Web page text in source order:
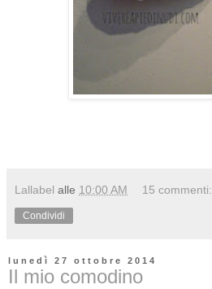
Lallabel alle 10:00 AM 15 commenti:
Condividi
lunedì 27 ottobre 2014
Il mio comodino